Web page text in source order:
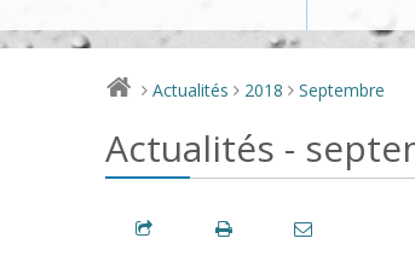
> Actualités > 2018 > Septembre
Actualités -